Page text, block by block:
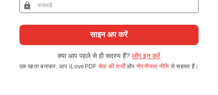
साइन अप करें
क्या आप पहले से ही सदस्य हैं?लॉग इन करें
एक खाता बनाकर, आप iLovePDF सेवा की शर्तोंऔरगोपनीयता नीति से सहमत हैं।